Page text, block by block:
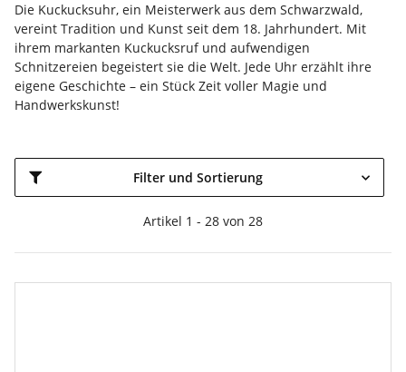
Die Kuckucksuhr, ein Meisterwerk aus dem Schwarzwald,
vereint Tradition und Kunst seit dem 18. Jahrhundert. Mit
ihrem markanten Kuckucksruf und aufwendigen
Schnitzereien begeistert sie die Welt. Jede Uhr erzählt ihre
eigene Geschichte – ein Stück Zeit voller Magie und
Handwerkskunst!
Filter und Sortierung
Artikel 1 - 28 von 28